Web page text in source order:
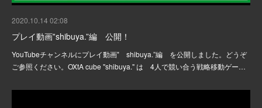
2020.10.14 02:08
プレイ動画‟shibuya.”編 公開！
YouTubeチャンネルにプレイ動画‟ shibuya.”編 を公開しました。どうぞ
ご参照ください。OXtA cube "shibuya." は 4人で競い合う戦略移動ゲー…